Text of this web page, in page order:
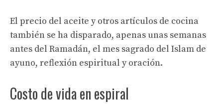
El precio del aceite y otros artículos de cocina
también se ha disparado, apenas unas semanas
antes del Ramadán, el mes sagrado del Islam de
ayuno, reflexión espiritual y oración.
Costo de vida en espiral